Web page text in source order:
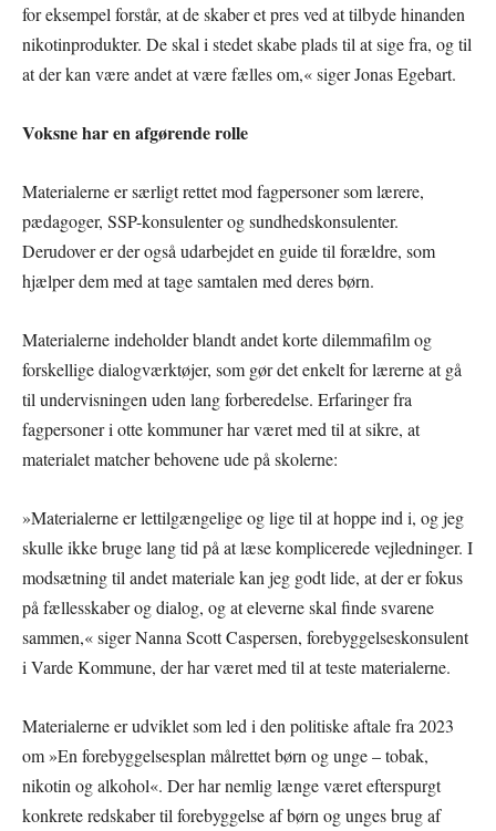
for eksempel forstår, at de skaber et pres ved at tilbyde hinanden
nikotinprodukter. De skal i stedet skabe plads til at sige fra, og til
at der kan være andet at være fælles om,« siger Jonas Egebart.
Voksne har en afgørende rolle
Materialerne er særligt rettet mod fagpersoner som lærere,
pædagoger, SSP-konsulenter og sundhedskonsulenter.
Derudover er der også udarbejdet en guide til forældre, som
hjælper dem med at tage samtalen med deres børn.
Materialerne indeholder blandt andet korte dilemmafilm og
forskellige dialogværktøjer, som gør det enkelt for lærerne at gå
til undervisningen uden lang forberedelse. Erfaringer fra
fagpersoner i otte kommuner har været med til at sikre, at
materialet matcher behovene ude på skolerne:
»Materialerne er lettilgængelige og lige til at hoppe ind i, og jeg
skulle ikke bruge lang tid på at læse komplicerede vejledninger. I
modsætning til andet materiale kan jeg godt lide, at der er fokus
på fællesskaber og dialog, og at eleverne skal finde svarene
sammen,« siger Nanna Scott Caspersen, forebyggelseskonsulent
i Varde Kommune, der har været med til at teste materialerne.
Materialerne er udviklet som led i den politiske aftale fra 2023
om »En forebyggelsesplan målrettet børn og unge – tobak,
nikotin og alkohol«. Der har nemlig længe været efterspurgt
konkrete redskaber til forebyggelse af børn og unges brug af